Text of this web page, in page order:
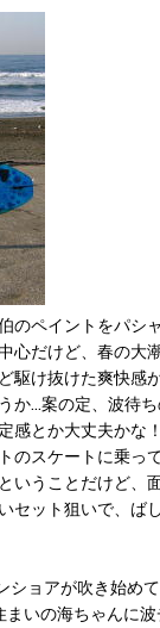
のペイントをパシ
心だけど、春の大
駆け抜けた爽快感
か…案の定、波待
感とか大丈夫か
のスケートに乗っ
いうことだけど、
セット狙いで、
ョアが吹き始め
いの海ちゃんに